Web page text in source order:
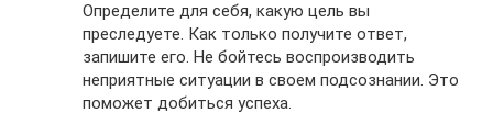
Определите для себя, какую цель вы
преследуете. Как только получите ответ,
запишите его. Не бойтесь воспроизводить
неприятные ситуации в своем подсознании. Это
поможет добиться успеха.